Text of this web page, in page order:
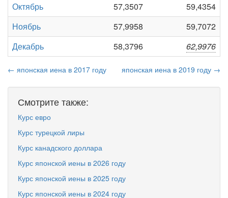
Октябрь
57,3507
59,4354
Ноябрь
57,9958
59,7072
Декабрь
58,3796 62,9976
← японская иена в 2017 году японская иена в 2019 году →
Смотрите также:
Курс евро
Курс турецкой лиры
Курс канадского доллара
Курс японской иены в 2026 году
Курс японской иены в 2025 году
Курс японской иены в 2024 году